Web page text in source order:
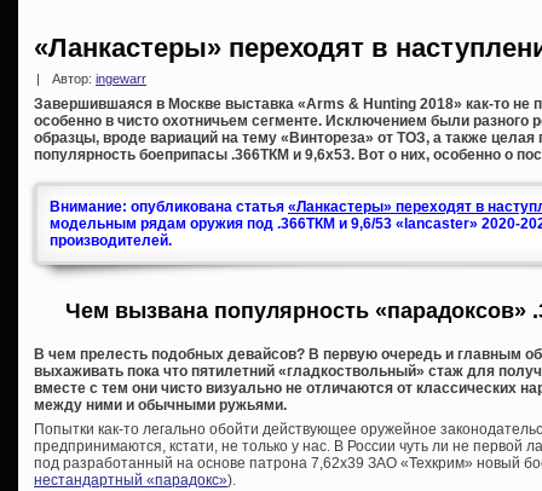
«Ланкастеры» переходят в
Автор: ingewarr
Завершившаяся в Москве выставка «Arms & Hunting 2018» как-то не
особенно в чисто охотничьем сегменте. Исключением были разного
образцы, вроде вариаций на тему «Винтореза» от ТОЗ, а также
популярность боеприпасы .366ТКМ и 9,6х53. Вот о них, особенно о
Внимание: опубликована статья «Ланкастеры» переходят в
модельным рядам оружия под .366ТКМ и 9,6/53 «lancaster» 2020-
производителей.
Чем вызвана популярность «парадоксов»
В чем прелесть подобных девайсов? В первую очередь и главным
выхаживать пока что пятилетний «гладкоствольный» стаж для
вместе с тем они чисто визуально не отличаются от классических
между ними и обычными ружьями.
Попытки как-то легально обойти действующее оружейное
предпринимаются, кстати, не только у нас. В России чуть ли не первой
под разработанный на основе патрона 7,62х39 ЗАО «Техкрим» новый
нестандартный «парадокс»).